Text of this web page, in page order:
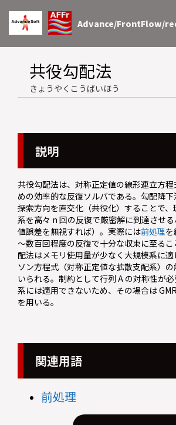
Advance/FrontFlow/
共役勾配法
きょうやくこうばいほう
説明
共役勾配法は、対称正定値の線形連立方程
めの効率的な反復ソルバである。勾配降
探索方向を直交化（共役化）することで
系を高々 n 回の反復で厳密解に到達させ
値誤差を無視すれば）。実際には前処理
～数百回程度の反復で十分な収束に至る
配法はメモリ使用量が少なく大規模系に適
ソン方程式（対称正定値な拡散支配系）
いられる。制約として行列 A の対称性が
系には適用できないため、その場合は
を用いる。
関連用語
前処理